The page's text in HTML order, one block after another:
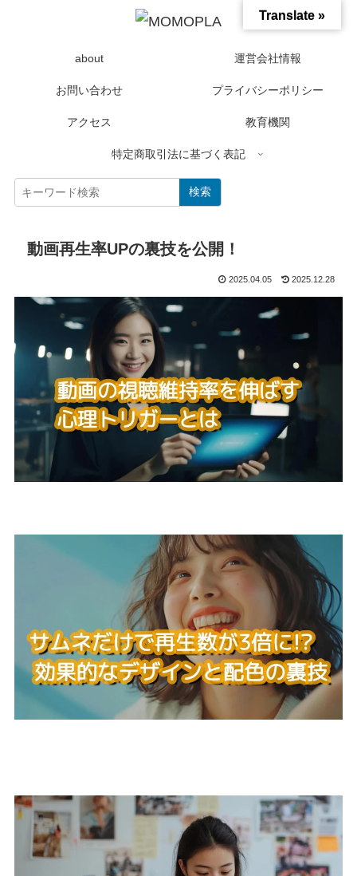
about 運営会社情報
お問い合わせ プライバシーポリシー
アクセス 教育機関
特定商取引法に基づく表記
検索
動画再生率UPの裏技を公開！
2025.04.05 2025.12.28
Translate »